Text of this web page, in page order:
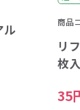
ル 商品
リ
枚
35